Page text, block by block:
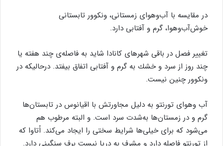
در مقایسه با آب‌وهوای زمستانی، ونكوور تابستانی
خوش‌آب‌وهوا، گرم و آفتابی دارد.
تغییر فصل در باقی شهرهای كانادا شاید به فاصله‌ی چند هفته یا
چند روز از سرد و خشك به گرم و آفتابی اتفاق بیفتد. درحالیكه در
ونكوور چنین نیست.
آب وهوای تورنتو به دلیل مجاورتش با اقیانوس در تابستان‌ها
گرم و در زمستان‌ها به‌شدت سرد است. و البته مرطوب هم
می‌شود كه برای خیلی‌ها شرایط سختی را ایجاد می‌كند. اُتاوا كه